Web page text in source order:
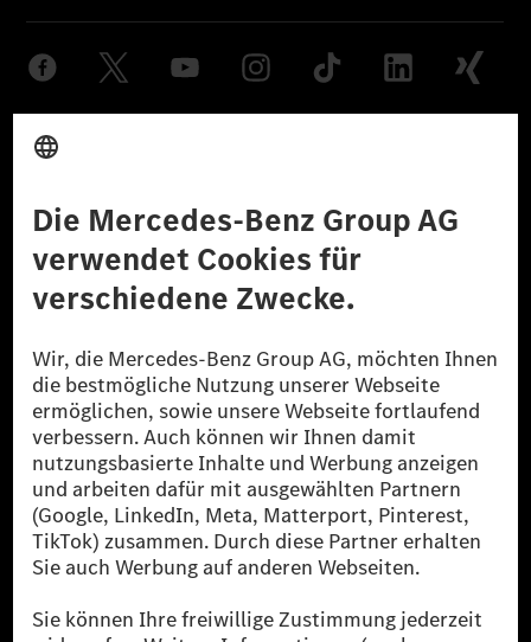
© 2026 Mercedes-Benz Group AG. Alle Rechte vorbehalten.
reduzierte CO₂-Emissionen bei der Mercedes-Benz Group durch
zertifizierte Ausgleichsprojekte kompensiert werden.
[2] Renewable Charging ist ein integraler Bestandteil von MB.CHARGE
Public in Europa, den USA, Kanada und China. Sofern an der jeweiligen
Ladestation noch kein Strom aus erneuerbaren Energien vorliegt,
verwendet Renewable Charging Grünstromzertifikate*. Diese stellen
sicher, dass für Ladevorgänge über MB.CHARGE Public eine äquivalente
Strommenge aus erneuerbaren Energien ins Stromnetz eingespeist wird.
Sie stammen ausschließlich aus Wind- und Solarkraftanlagen, die jünger
als sechs Jahre sind.
* Inkl. EKOenergy Ökolabel
* Die angegebenen Werte wurden nach dem vorgeschriebenen
Messverfahren WLTP (Worldwide harmonised Light vehicles Test